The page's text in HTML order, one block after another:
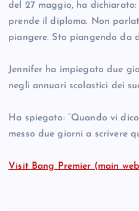
del 27 maggio, ha
prende il diploma. Non
piangere. Sto piangendo da
Jennifer ha impiegato due
negli annuari scolastici dei
Ha spiegato: “Quando vi
messo due giorni a scrivere
Visit Bang Premier (main